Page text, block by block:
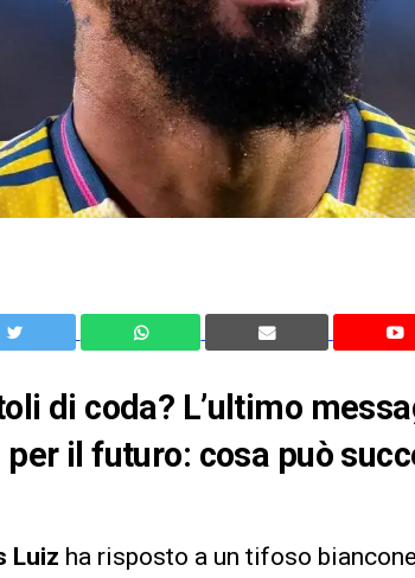
di coda? L’ultimo
il futuro: cosa può
Luiz ha risposto a un tifoso